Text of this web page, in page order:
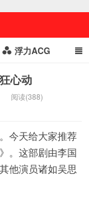
浮力ACG
萌妹专区
心动
阅读(388)
今天给大家推荐
。这部剧由李国
他演员诸如吴思